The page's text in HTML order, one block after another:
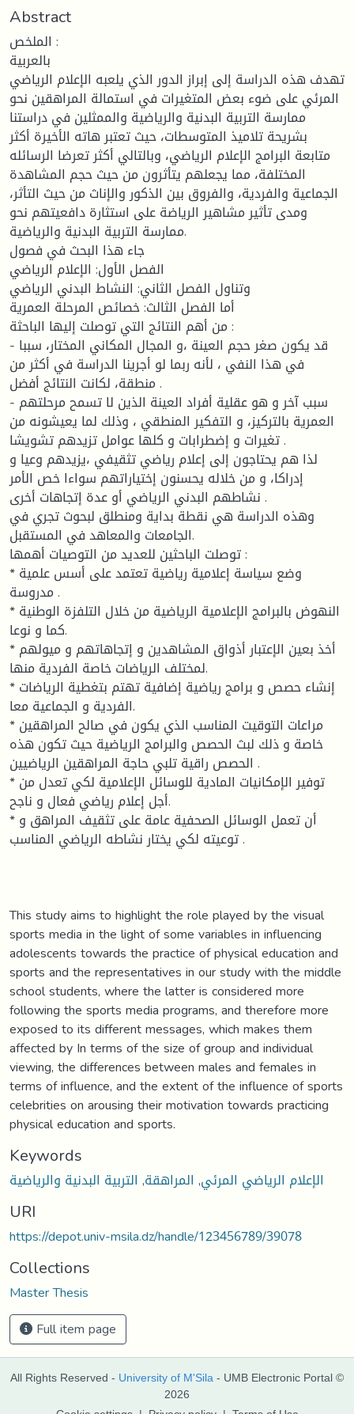
Abstract
الملخص :
بالعربية
تهدف هذه الدراسة إلى إبراز الدور الذي يلعبه الإعلام الرياضي
المرئي على ضوء بعض المتغيرات في استمالة المراهقين نحو
ممارسة التربية البدنية والرياضية والممثلين في دراستنا
بشريحة تلاميذ المتوسطات، حيث تعتبر هاته الأخيرة أكثر
متابعة البرامج الإعلام الرياضي، وبالتالي أكثر تعرضا الرسائله
المختلفة، مما يجعلهم يتأثرون من حيث حجم المشاهدة
الجماعية والفردية، والفروق بين الذكور والإناث من حيث التأثر،
ومدى تأثير مشاهير الرياضة على استثارة دافعيتهم نحو
ممارسة التربية البدنية والرياضية.
جاء هذا البحث في فصول
الفصل الأول: الإعلام الرياضي
وتناول الفصل الثاني: النشاط البدني الرياضي
أما الفصل الثالث: خصائص المرحلة العمرية
من أهم النتائج التي توصلت إليها الباحثة :
- قد يكون صغر حجم العينة ،و المجال المكاني المختار، سببا
في هذا النفي ، لأنه ربما لو أجرينا الدراسة في أكثر من
منطقة، لكانت النتائج أفضل .
- سبب آخر و هو عقلية أفراد العينة الذين لا تسمح مرحلتهم
العمرية بالتركيز، و التفكير المنطقي ، وذلك لما يعيشونه من
تغيرات و إضطرابات و كلها عوامل تزيدهم تشويشا .
لذا هم يحتاجون إلى إعلام رياضي تثقيفي ،يزيدهم وعيا و
إدراكا، و من خلاله يحسنون إختياراتهم سواءا خص الأمر
نشاطهم البدني الرياضي أو عدة إتجاهات أخرى .
وهذه الدراسة هي نقطة بداية ومنطلق لبحوث تجري في
الجامعات والمعاهد في المستقبل.
توصلت الباحثين للعديد من التوصيات أهمها :
* وضع سياسة إعلامية رياضية تعتمد على أسس علمية
مدروسة .
* النهوض بالبرامج الإعلامية الرياضية من خلال التلفزة الوطنية
كما و نوعا.
* أخذ بعين الإعتبار أذواق المشاهدين و إتجاهاتهم و ميولهم
لمختلف الرياضات خاصة الفردية منها.
* إنشاء حصص و برامج رياضية إضافية تهتم بتغطية الرياضات
الفردية و الجماعية معا.
* مراعات التوقيت المناسب الذي يكون في صالح المراهقين
خاصة و ذلك لبث الحصص والبرامج الرياضية حيث تكون هذه
الحصص راقية تلبي حاجة المراهقين الرياضيين .
* توفير الإمكانيات المادية للوسائل الإعلامية لكي تعدل من
أجل إعلام رياضي فعال و ناجح.
* أن تعمل الوسائل الصحفية عامة على تثقيف المراهق و
توعيته لكي يختار نشاطه الرياضي المناسب .
This study aims to highlight the role played by the visual
sports media in the light of some variables in influencing
adolescents towards the practice of physical education and
sports and the representatives in our study with the middle
school students, where the latter is considered more
following the sports media programs, and therefore more
exposed to its different messages, which makes them
affected by In terms of the size of group and individual
viewing, the differences between males and females in
terms of influence, and the extent of the influence of sports
celebrities on arousing their motivation towards practicing
physical education and sports.
Keywords
الإعلام الرياضي المرئي, المراهقة, التربية البدنية والرياضية
URI
https://depot.univ-msila.dz/handle/123456789/39078
Collections
Master Thesis
Full item page
All Rights Reserved - University of M'Sila - UMB Electronic Portal ©
2026